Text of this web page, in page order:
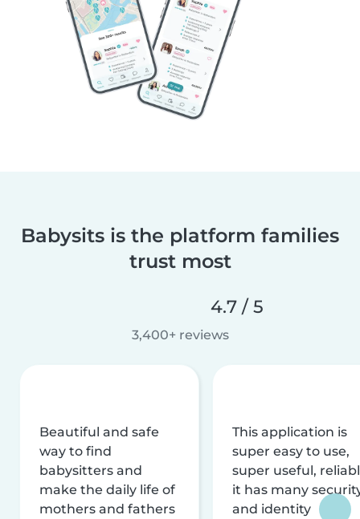
Babysits is the platform families
trust most
4.7 / 5
3,400+ reviews
Beautiful and safe
way to find
babysitters and
make the daily life of
mothers and fathers
This application is
super easy to use,
super useful,
it has many
and identity